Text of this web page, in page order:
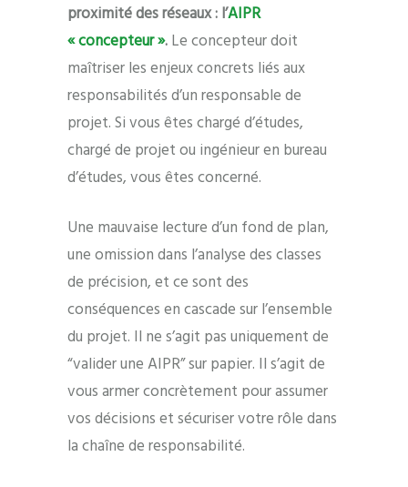
proximité des réseaux : l’AIPR
« concepteur ».Le concepteur doit
maîtriser les enjeux concrets liés aux
responsabilités d’un responsable de
projet. Si vous êtes chargé d’études,
chargé de projet ou ingénieur en bureau
d’études, vous êtes concerné.
Une mauvaise lecture d’un fond de plan,
une omission dans l’analyse des classes
de précision, et ce sont des
conséquences en cascade sur l’ensemble
du projet. Il ne s’agit pas uniquement de
“valider une AIPR” sur papier. Il s’agit de
vous armer concrètement pour assumer
vos décisions et sécuriser votre rôle dans
la chaîne de responsabilité.